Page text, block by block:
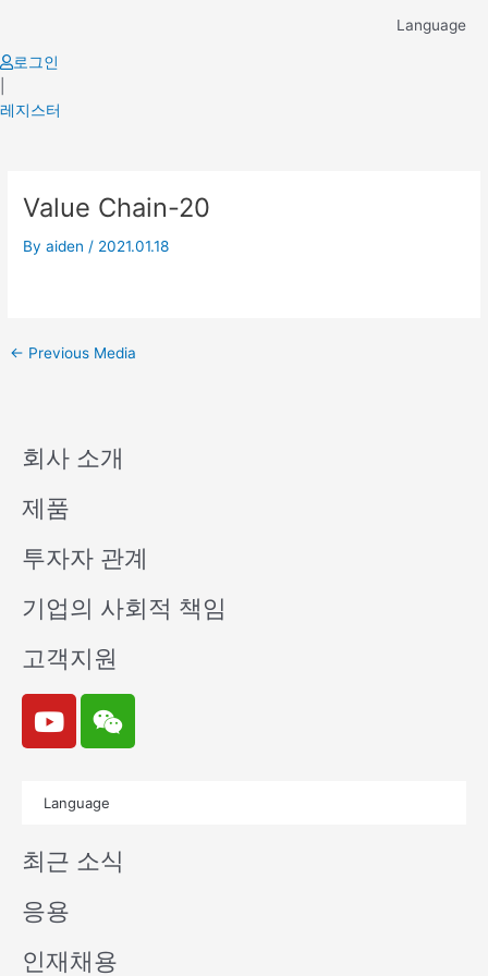
content
Language
로그인
레지스터
Value Chain-20
Byaiden / 2021.01.18
navigation
← Previous Media
회사 소개
제품
투자자 관계
기업의 사회적 책임
고객지원
Y
o
u
e
W
e
i
n
Language
최근 소식
응용
인재채용